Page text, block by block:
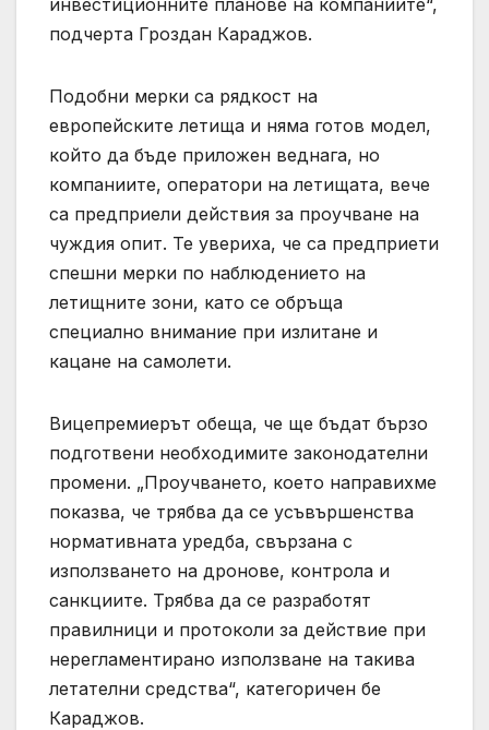
подчерта Гроздан Караджов.
Подобни мерки са рядкост на
европейските летища и няма готов модел,
който да бъде приложен веднага, но
компаниите, оператори на летищата, вече
са предприели действия за проучване на
чуждия опит. Те увериха, че са предприети
спешни мерки по наблюдението на
летищните зони, като се обръща
специално внимание при излитане и
кацане на самолети.
Вицепремиерът обеща, че ще бъдат бързо
подготвени необходимите законодателни
промени. „Проучването, което направихме
показва, че трябва да се усъвършенства
нормативната уредба, свързана с
използването на дронове, контрола и
санкциите. Трябва да се разработят
правилници и протоколи за действие при
нерегламентирано използване на такива
летателни средства“, категоричен бе
Караджов.